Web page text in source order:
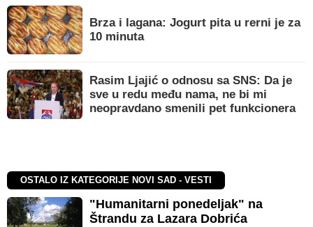
Brza i lagana: Jogurt pita u rerni je za
10 minuta
Rasim Ljajić o odnosu sa SNS: Da je
sve u redu među nama, ne bi mi
neopravdano smenili pet funkcionera
OSTALO IZ KATEGORIJE NOVI SAD - VESTI
"Humanitarni ponedeljak" na
Štrandu za Lazara Dobrića